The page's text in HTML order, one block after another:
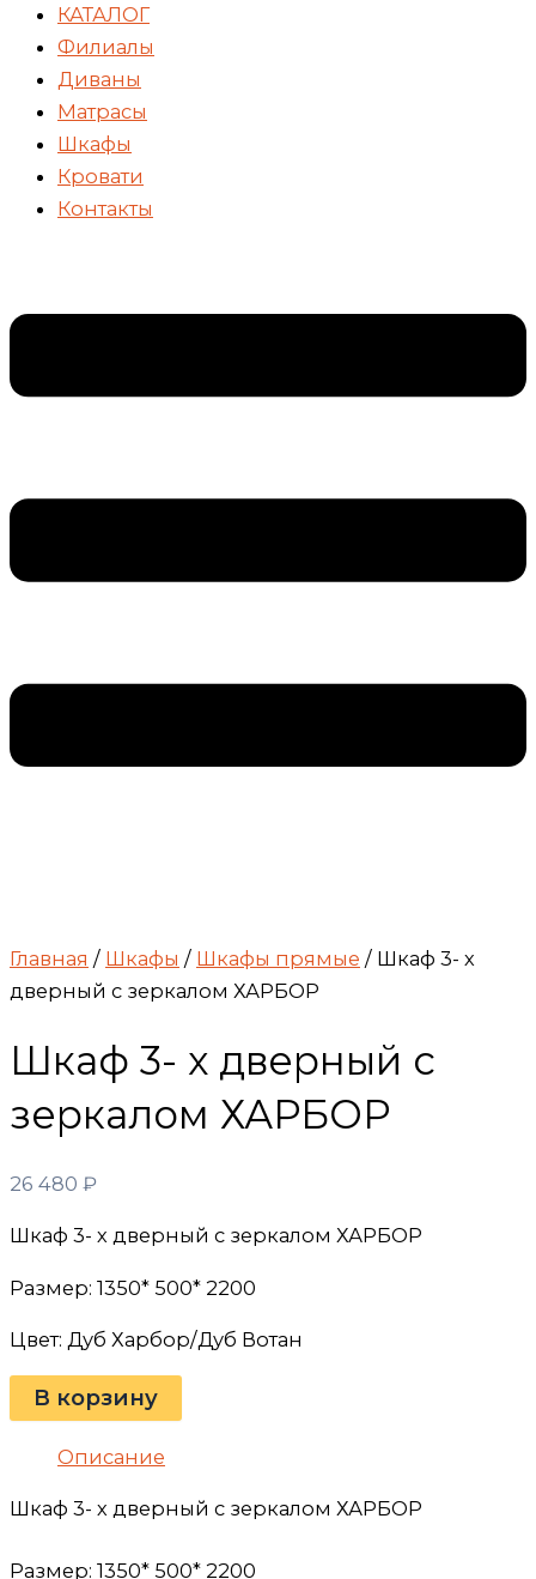
КАТАЛОГ
Филиалы
Диваны
Матрасы
Шкафы
Кровати
Контакты
Главная / Шкафы / Шкафы прямые / Шкаф 3- х
дверный с зеркалом ХАРБОР
Шкаф 3- х дверный с
зеркалом ХАРБОР
26 480 ₽
Шкаф 3- х дверный с зеркалом ХАРБОР
Размер: 1350* 500* 2200
Цвет: Дуб Харбор/Дуб Вотан
В корзину
Описание
Шкаф 3- х дверный с зеркалом ХАРБОР
Размер: 1350* 500* 2200